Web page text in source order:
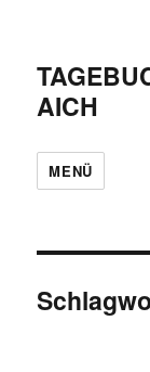
AICH
MENÜ